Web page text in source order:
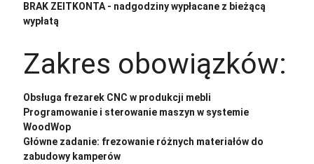
BRAK ZEITKONTA - nadgodziny wypłacane z bieżącą
wypłatą
Zakres obowiązków:
Obsługa frezarek CNC w produkcji mebli
Programowanie i sterowanie maszyn w systemie
WoodWop
Główne zadanie: frezowanie różnych materiałów do
zabudowy kamperów